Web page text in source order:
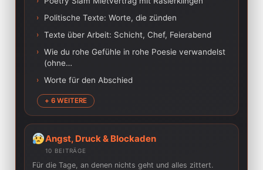
› Politische Texte: Worte, die zünden
› Texte über Arbeit: Schicht, Chef, Feierabend
› Wie du rohe Gefühle in rohe Poesie verwandelst
(ohne…
› Worte für den Abschied
+ 6 WEITERE
Angst, Druck & Blockaden
10 BEITRÄGE
Für die Tage, an denen nichts geht und alles zittert.